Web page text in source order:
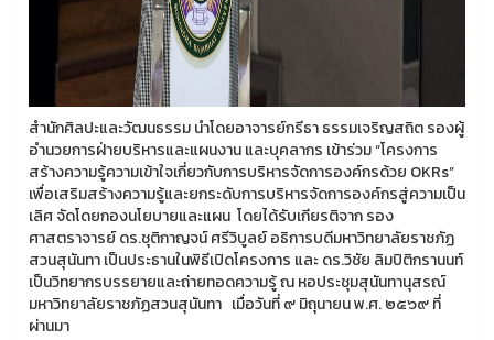
สำนักศิลปะและวัฒนธรรม นำโดยอาจารย์กรีธา ธรรมเจริญสถิต รองผู้
อำนวยการฝ่ายบริหารและแผนงาน และบุคลากร เข้าร่วม “โครงการ
สร้างความรู้ความเข้าใจเกี่ยวกับการบริหารจัดการองค์กรด้วย OKRs”
เพื่อเสริมสร้างความรู้และยกระดับการบริหารจัดการองค์กรสู่ความเป็น
เลิศ จัดโดยกองนโยบายและแผน โดยได้รับเกียรติจาก รอง
ศาสตราจารย์ ดร.ชุติกาญจน์ ศรีวิบูลย์ อธิการบดีมหาวิทยาลัยราชภัฏ
สวนสุนันทา เป็นประธานในพิธีเปิดโครงการ และ ดร.วิชัย ลิมปิติกรานนท์
เป็นวิทยากรบรรยายและถ่ายทอดความรู้ ณ หอประชุมสุนันทานุสรณ์
มหาวิทยาลัยราชภัฏสวนสุนันทา เมื่อวันที่ ๙ มิถุนายน พ.ศ. ๒๕๖๙ ที่
ผ่านมา